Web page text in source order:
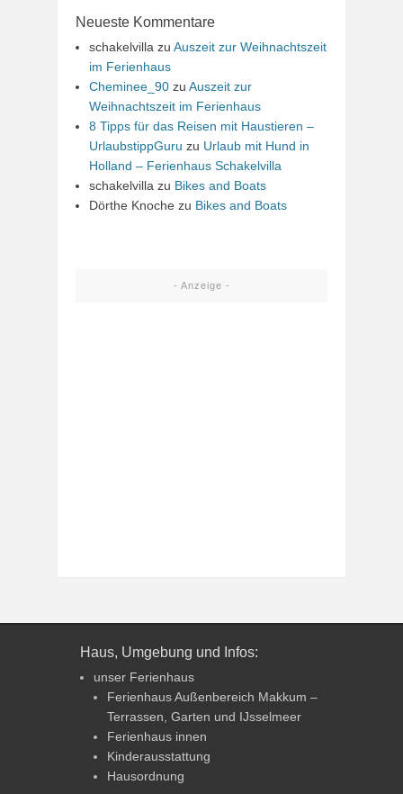
Neueste Kommentare
schakelvilla zu Auszeit zur Weihnachtszeit
im Ferienhaus
Cheminee_90 zu Auszeit zur
Weihnachtszeit im Ferienhaus
8 Tipps für das Reisen mit Haustieren –
UrlaubstippGuru zu Urlaub mit Hund in
Holland – Ferienhaus Schakelvilla
schakelvilla zu Bikes and Boats
Dörthe Knoche zu Bikes and Boats
- Anzeige -
Haus, Umgebung und Infos:
unser Ferienhaus
Ferienhaus Außenbereich Makkum –
Terrassen, Garten und IJsselmeer
Ferienhaus innen
Kinderausstattung
Hausordnung